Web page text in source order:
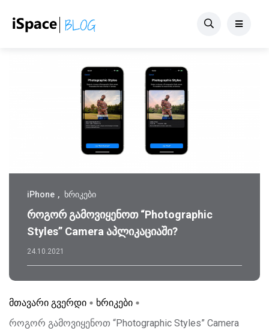
iPhone ხრიკები
როგორ გამოვიყენოთ “Photographic
Styles” Camera აპლიკაციაში?
24.10.2021
მთავარი გვერდი
ხრიკები
როგორ გამოვიყენოთ “Photographic Styles” Camera